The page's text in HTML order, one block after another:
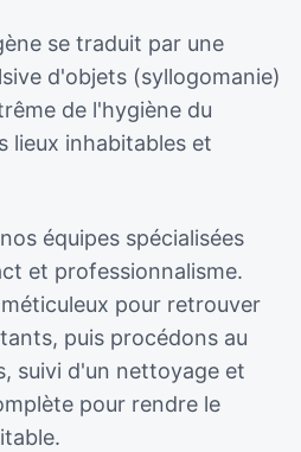
se traduit par une
d'objets (syllogomanie)
de l'hygiène du
lieux inhabitables et
équipes spécialisées
et professionnalisme.
pour retrouver
puis procédons au
suivi d'un nettoyage et
pour rendre le